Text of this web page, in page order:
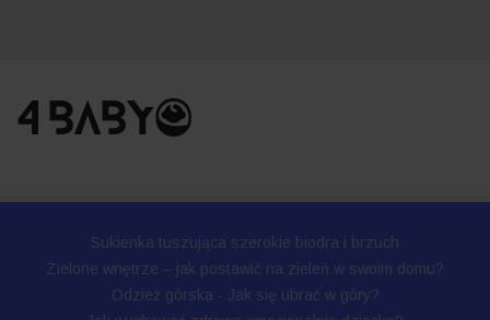
Sukienka tuszująca szerokie biodra i brzuch
Zielone wnętrze – jak postawić na zieleń w swoim domu?
Odzież górska - Jak się ubrać w góry?